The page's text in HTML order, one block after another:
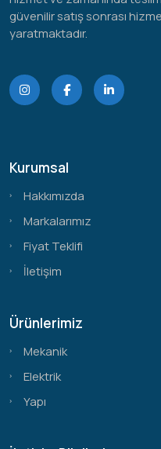
güvenilir satış sonrası
yaratmaktadır.
Kurumsal
Hakkımızda
Markalarımız
Fiyat Teklifi
İletişim
Ürünlerimiz
Mekanik
Elektrik
Yapı